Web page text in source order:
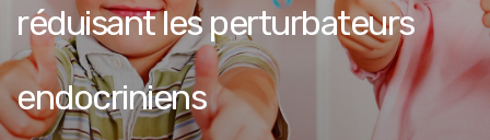
réduisant les perturbateurs
endocriniens